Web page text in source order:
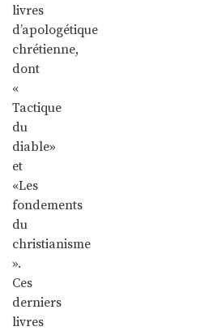
livres
d’apologétique
chrétienne,
dont
«
Tactique
du
diable»
et
«Les
fondements
du
christianisme
».
Ces
derniers
livres